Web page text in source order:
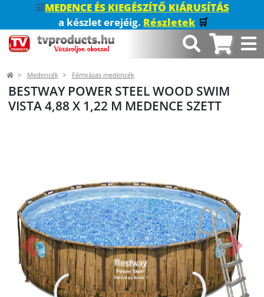
🛒MEDENCE ÉS KIEGÉSZÍTŐ KIÁRUSÍTÁS
a készlet erejéig. Részletek 🛒
Medencék Fémvázas medencék
BESTWAY POWER STEEL WOOD SWIM
VISTA 4,88 X 1,22 M MEDENCE SZETT
Előző